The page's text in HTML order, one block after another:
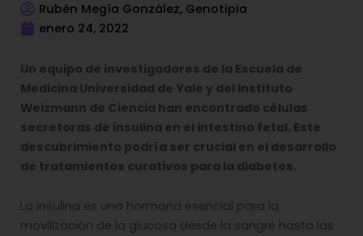
Rubén Megía González, Genotipia
enero 24, 2022
Un equipo de investigadores de la Escuela de
Medicina Universidad de Yale y del Instituto
Weizmann de Ciencia han encontrado células
secretoras de insulina en el intestino fetal. Este
descubrimiento podría ser crucial en el desarrollo
de tratamientos curativos para la diabetes.
La insulina es una hormona esencial para la
movilización de la glucosa desde la sangre hasta las